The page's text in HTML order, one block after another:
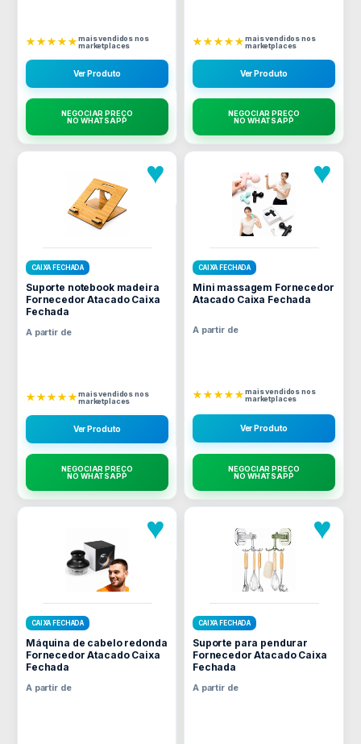
★★★★★mais vendidos nos
marketplaces
Ver Produto
NEGOCIAR PREÇO
NO WHATSAPP
★★★★★mais vendidos nos
marketplaces
Ver Produto
NEGOCIAR PREÇO
NO WHATSAPP
♥
CAIXA FECHADA
Suporte notebook madeira
Fornecedor Atacado Caixa
Fechada
A partir de
★★★★★mais vendidos nos
marketplaces
Ver Produto
NEGOCIAR PREÇO
NO WHATSAPP
♥
CAIXA FECHADA
Mini massagem Fornecedor
Atacado Caixa Fechada
A partir de
★★★★★mais vendidos nos
marketplaces
Ver Produto
NEGOCIAR PREÇO
NO WHATSAPP
♥
CAIXA FECHADA
Máquina de cabelo redonda
Fornecedor Atacado Caixa
Fechada
A partir de
♥
CAIXA FECHADA
Suporte para pendurar
Fornecedor Atacado Caixa
Fechada
A partir de